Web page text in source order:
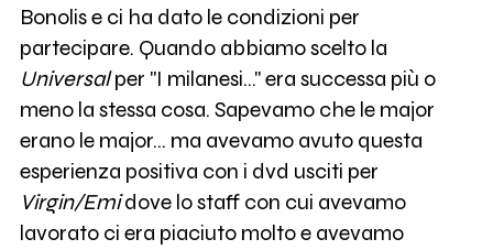
Bonolis e ci ha dato le condizioni per
partecipare. Quando abbiamo scelto la
Universalper "I milanesi..." era successa più o
meno la stessa cosa. Sapevamo che le major
erano le major... ma avevamo avuto questa
esperienza positiva con i dvd usciti per
Virgin/Emidove lo staff con cui avevamo
lavorato ci era piaciuto molto e avevamo